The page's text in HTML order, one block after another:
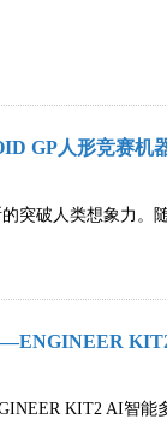
GP人形竞赛机
突破人类想象力。
—ENGINEER
KIT2 AI智能